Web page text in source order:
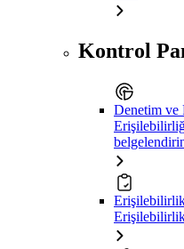
Kontrol
Denetim ve
Erişilebilirlik